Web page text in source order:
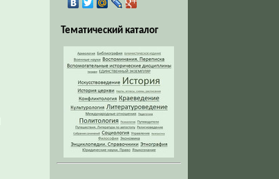
Тематический каталог